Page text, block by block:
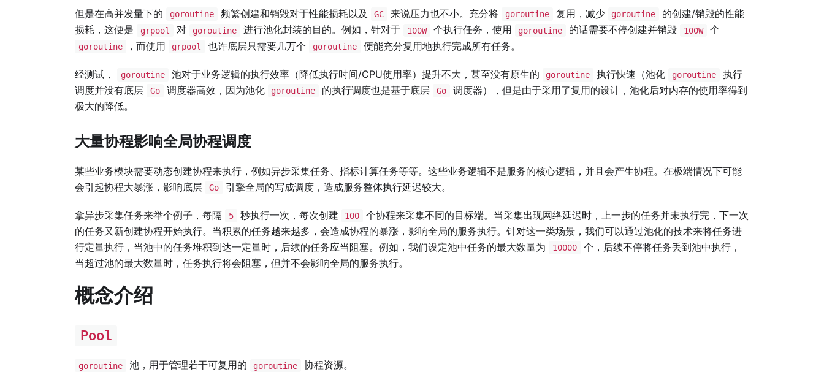
但是在高并发量下的 goroutine 频繁创建和销毁对于性能损耗以及 GC 来说压力也不小。充分将 goroutine 复用，减少 goroutine
的创建/销毁的性能
损耗，这便是
grpool 对 goroutine 进行池化封装的目的。例如，针对于 100W 个执行任务，使用 goroutine 的话需要不停创建并销毁 100W 个
goroutine ，而使用 grpool 也许底层只需要几万个 goroutine 便能充分复用地执行完成所有任务。
经测试， goroutine 池对于业务逻辑的执行效率（降低执行时间/CPU使用率）提升不大，甚至没有原生的 goroutine 执行快速（池化 goroutine
执行
调度并没有底层
Go 调度器高效，因为池化 goroutine 的执行调度也是基于底层 Go
调度器），但是由于采用了复用的设计，池化后对内存的使用率得到
极大的降低。
大量协程影响全局协程调度
某些业务模块需要动态创建协程来执行，例如异步采集任务、指标计算任务等等。这些业务逻辑不是服务的核心逻辑，并且会产生协程。在极端情况下可能
会引起协程大暴涨，影响底层
Go 引擎全局的写成调度，造成服务整体执行延迟较大。
拿异步采集任务来举个例子，每隔 5 秒执行一次，每次创建 100
个协程来采集不同的目标端。当采集出现网络延迟时，上一步的任务并未执行完，下一次
的任务又新创建协程开始执行。当积累的任务越来越多，会造成协程的暴涨，影响全局的服务执行。针对这一类场景，我们可以通过池化的技术来将任务进
行定量执行，当池中的任务堆积到达一定量时，后续的任务应当阻塞。例如，我们设定池中任务的最大数量为
10000
个，后续不停将任务丢到池中执行，
当超过池的最大数量时，任务执行将会阻塞，但并不会影响全局的服务执行。
概念介绍
Pool
goroutine 池，用于管理若干可复用的 goroutine 协程资源。